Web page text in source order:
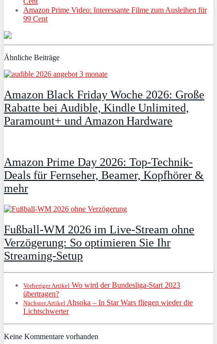
Amazon Prime Video: Interessante Filme zum Ausleihen für
99 Cent
Ähnliche Beiträge
Amazon Black Friday Woche 2026: Große
Rabatte bei Audible, Kindle Unlimited,
Paramount+ und Amazon Hardware
Amazon Prime Day 2026: Top-Technik-
Deals für Fernseher, Beamer, Kopfhörer &
mehr
Fußball-WM 2026 im Live-Stream ohne
Verzögerung: So optimieren Sie Ihr
Streaming-Setup
Vorheriger Artikel Wo wird der Bundesliga-Start 2023
übertragen?
Nächster Artikel Ahsoka – In Star Wars fliegen wieder die
Lichtschwerter
Keine Kommentare vorhanden